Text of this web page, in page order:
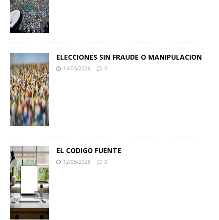
ELECCIONES SIN FRAUDE O MANIPULACION
14/05/2026 0
EL CODIGO FUENTE
12/05/2026 0